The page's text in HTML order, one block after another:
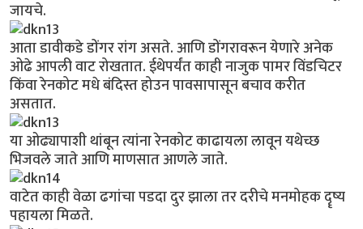
जायचे.
आता डावीकडे डोंगर रांग असते. आणि डोंगरावरून येणारे अनेक
ओढे आपली वाट रोखतात. ईथेपर्यंत काही नाजुक पामर विंडचिटर
किंवा रेनकोट मधे बंदिस्त होउन पावसापासून बचाव करीत
असतात.
या ओढ्यापाशी थांबून त्यांना रेनकोट काढायला लावून यथेच्छ
भिजवले जाते आणि माणसात आणले जाते.
वाटेत काही वेळा ढगांचा पडदा दुर झाला तर दरीचे मनमोहक दॄष्य
पहायला मिळते.